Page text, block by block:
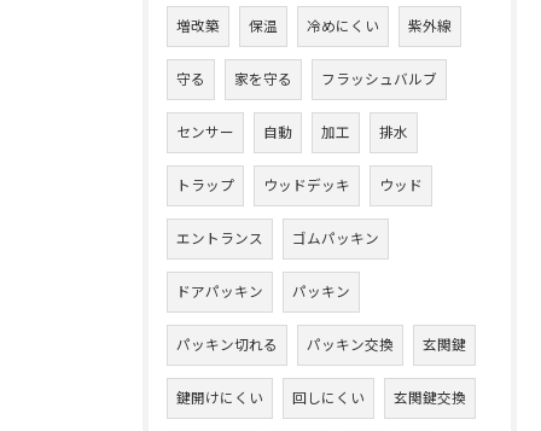
増改築 保温 冷めにくい 紫外線
守る 家を守る フラッシュバルブ
センサー 自動 加工 排水
トラップ ウッドデッキ ウッド
エントランス ゴムパッキン
ドアパッキン パッキン
パッキン切れる パッキン交換 玄関鍵
鍵開けにくい 回しにくい 玄関鍵交換